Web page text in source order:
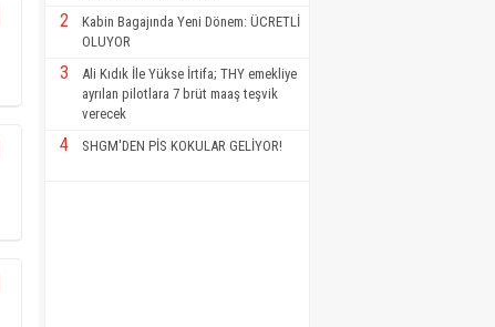
2
Kabin Bagajında Yeni Dönem: ÜCRETLİ
OLUYOR
3
Ali Kıdık İle Yükse İrtifa; THY emekliye
ayrılan pilotlara 7 brüt maaş teşvik
verecek
4 SHGM'DEN PİS KOKULAR GELİYOR!